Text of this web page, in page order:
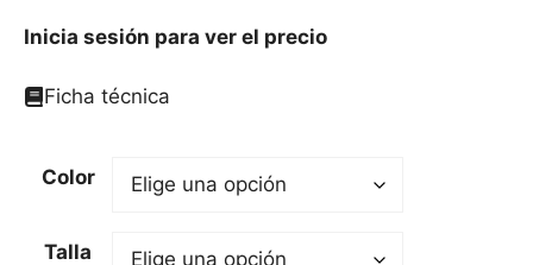
Inicia sesión para ver el precio
Ficha técnica
Color
Talla